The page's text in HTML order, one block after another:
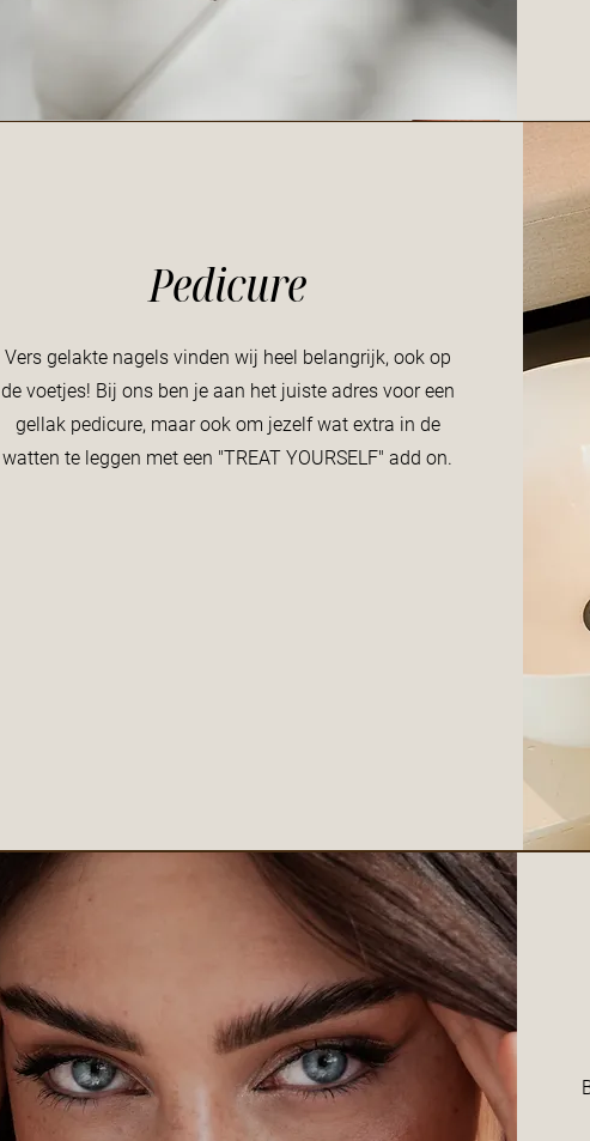
Pedicure
Vers gelakte nagels vinden wij heel belangrijk, ook op
de voetjes! Bij ons ben je aan het juiste adres voor een
gellak pedicure, maar ook om jezelf wat extra in de
watten te leggen met een "TREAT YOURSELF" add on.